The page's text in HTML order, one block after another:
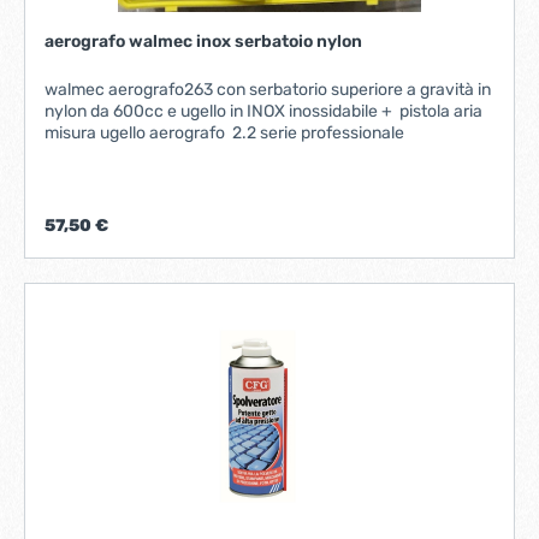
aerografo walmec inox serbatoio nylon
walmec aerografo263 con serbatorio superiore a gravità in
nylon da 600cc e ugello in INOX inossidabile + pistola aria
misura ugello aerografo 2.2 serie professionale
57,50 €